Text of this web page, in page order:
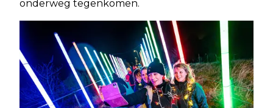
onderweg tegenkomen.